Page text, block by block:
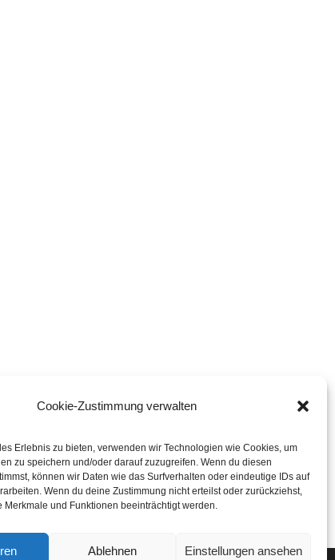
Cookie-Zustimmung verwalten
Erlebnis zu bieten, verwenden wir Technologien wie Cookies, um
zu speichern und/oder darauf zuzugreifen. Wenn du diesen
können wir Daten wie das Surfverhalten oder eindeutige IDs auf
Wenn du deine Zustimmung nicht erteilst oder zurückziehst,
Merkmale und Funktionen beeinträchtigt werden.
Ablehnen Einstellungen ansehen